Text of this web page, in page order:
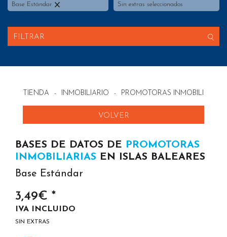
Base Estándar
Sin extras seleccionados
FILTRAR
TIENDA - INMOBILIARIO - PROMOTORAS INMOBILIARIAS
VOLVER
BASES DE DATOS DE PROMOTORAS
INMOBILIARIAS EN ISLAS BALEARES
Base Estándar
3,49€ *
IVA INCLUIDO
SIN EXTRAS